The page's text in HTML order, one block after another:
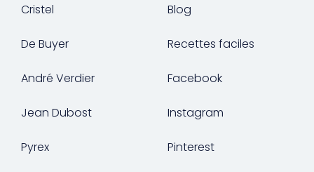
Cristel
De Buyer
André Verdier
Jean Dubost
Pyrex
Blog
Recettes faciles
Facebook
Instagram
Pinterest